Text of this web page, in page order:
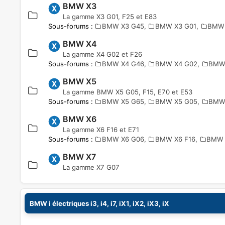
BMW X3
La gamme X3 G01, F25 et E83
Sous-forums :
BMW X3 G45, BMW X3 G01,
BMW X4
La gamme X4 G02 et F26
Sous-forums :
BMW X4 G46, BMW X4 G02,
BMW X5
La gamme BMW X5 G05, F15, E70 et E53
Sous-forums :
BMW X5 G65, BMW X5 G05,
BMW X6
La gamme X6 F16 et E71
Sous-forums :
BMW X6 G06, BMW X6 F16, BMW
BMW X7
La gamme X7 G07
BMW i électriques i3, i4, i7, iX1, iX2, iX3, iX